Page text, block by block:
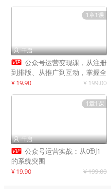
1章1课
 千启
 公众号运营变现课，从注册
到排版、从推广到互动，掌握全
流程，开启个人品牌月入
¥ 19.90 ¥ 199.00
1章1课
 千启
 公众号运营实战：从0到1
的系统突围
¥ 19.90 ¥ 199.00